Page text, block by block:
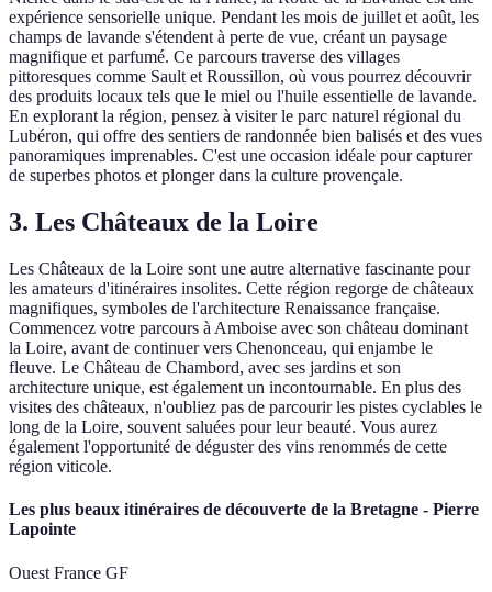
expérience sensorielle unique. Pendant les mois de juillet et août, les
champs de lavande s'étendent à perte de vue, créant un paysage
magnifique et parfumé. Ce parcours traverse des villages
pittoresques comme Sault et Roussillon, où vous pourrez découvrir
des produits locaux tels que le miel ou l'huile essentielle de lavande.
En explorant la région, pensez à visiter le parc naturel régional du
Lubéron, qui offre des sentiers de randonnée bien balisés et des vues
panoramiques imprenables. C'est une occasion idéale pour capturer
de superbes photos et plonger dans la culture provençale.
3. Les Châteaux de la Loire
Les Châteaux de la Loire sont une autre alternative fascinante pour
les amateurs d'itinéraires insolites. Cette région regorge de châteaux
magnifiques, symboles de l'architecture Renaissance française.
Commencez votre parcours à Amboise avec son château dominant
la Loire, avant de continuer vers Chenonceau, qui enjambe le
fleuve. Le Château de Chambord, avec ses jardins et son
architecture unique, est également un incontournable. En plus des
visites des châteaux, n'oubliez pas de parcourir les pistes cyclables le
long de la Loire, souvent saluées pour leur beauté. Vous aurez
également l'opportunité de déguster des vins renommés de cette
région viticole.
Les plus beaux itinéraires de découverte de la Bretagne - Pierre
Lapointe
Ouest France GF